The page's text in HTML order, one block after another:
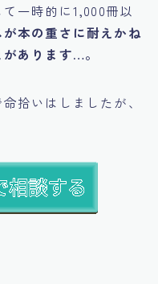
一時的に1,000冊以
本の重さに耐えかね
あります…。
拾いはしましたが、